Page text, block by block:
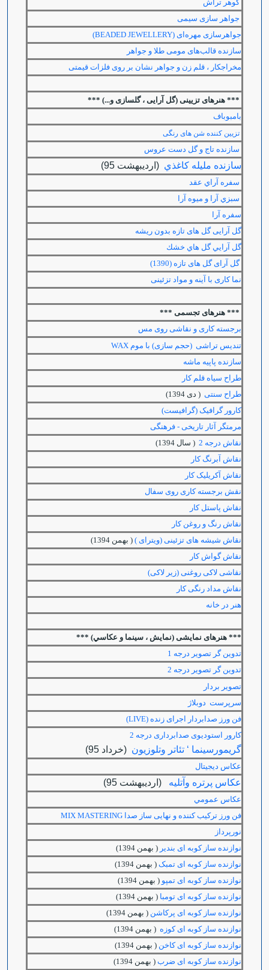
گوهر تراش
جواهر سازی سیمی
جواهرسازی مهره‌ای (BEADED JEWELLERY)
سازنده قالب‌های مومی طلا و جواهر
مخراجکار ، قلم زن و جواهر نشان بر روی فلزات قیمتی
*** هنرهای تزیینی (گل آرایی ، گلسازی و...) ***
بامبوباف
تزیین کننده شن های رنگی
سازنده تاج و گل دست عروس
سازنده مليله كاغذي (ارديبهشت 95)
سفره آراي عقد
سبزي آرا و ميوه آرا
سفره آرا
گل آرایی گل های تازه بدون ریشه
گل آرايي گل هاي خشك
گل آرای گل های تازه (1390)
نما کاری با آینه و مواد تزئینی
*** هنرهای تجسمی ***
برجسته کاری و نقاشی روی مس
تندیس تراشی (حجم سازی) با موم WAX
سازنده پاپيه ماشه
طراح سیاه قلم کار
طراح سنتی ( دی 1394)
کارور گرافیک (گرافیست)
مرمتگر آثار تاریخی - فرهنگی
نقاش درجه 2
( سال 1394)
نقاش آبرنگ کار
نقاش آکریلیک کار
نقش برجسته کاری روی سفال
نقاش پاستل کار
نقاش رنگ و روغن کار
نقاش شیشه های تزئینی (ویترای ) ( بهمن 1394)
نقاش گواش کار
نقاشی لاکی روغنی (زیر لاکی)
نقاش مداد رنگی کار
هنر در خانه
*** هنرهای نمایشی (نمایش ، سینما و عکاسي) ***
تدوین گر تصویر درجه 1
تدوین گر تصویر درجه 2
تصویر بردار
سرپرست دوبلاژ
فن ورز صدابردار اجرای زنده (LIVE)
کارور استودیوی صدابرداری درجه 2
گريمورسينما ‘ تئاتر وتلوزيون (خرداد 95)
عکاس دیجیتال
عكاس پرتره وآتليه (ارديبهشت 95)
عكاس عمومي
فن ورز ترکیب کننده و نهایی ساز صدا MIX MASTERING
نورپرداز
نوازنده ساز کوبه ای بندیر ( بهمن 1394)
نوازنده ساز کوبه ای تمبک ( بهمن 1394)
نوازنده ساز کوبه ای تمپو ( بهمن 1394)
نوازنده ساز کوبه ای تومبا ( بهمن 1394)
نوازنده ساز کوبه ای پرکاشن ( بهمن 1394)
نوازنده ساز کوبه ای کوزه ( بهمن 1394)
نوازنده ساز کوبه ای کاخن ( بهمن 1394)
نوازنده ساز کوبه ای ضرب ( بهمن 1394)